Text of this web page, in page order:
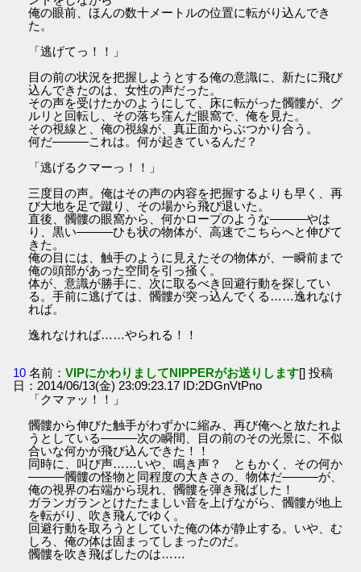
俺の眼前、ほんの数十メートルの位置に転がり込んでき
た。
「逃げてっ！！」
目の前の状況を把握しようとする俺の意識に、新たに飛び
込んできたのは、女性の声だった。
その声を受けたかのようにして、床に転がった髑髏が、グ
ルリと回転し、その落ち窪んだ眼窩で、俺を見た。
その視線と、俺の視線が、真正面からぶつかり合う。
何だ―――これは。何が起きているんだ？
「逃げるクマーっ！！」
三度目の声。俺はその声の内容を把握するよりも早く、再
び大地を足で蹴り、その場から飛び退いた。
直後、髑髏の眼窩から、何かロープのような―――やは
り、黒い―――ひも状の物体が、高速でこちらへと伸びて
きた。
俺の目には、触手のように見えたその物体が、一瞬前まで
俺の頭部があった空間を引っ掻く。
体が、意識が勝手に、次に取るべき回避行動を探してい
る。手前に逃げては、髑髏が突っ込んでくる……逸れなけ
れば。
逸れなければ……やられる！！
10 名前：VIPにかわりましてNIPPERがお送りします[] 投稿
日：2014/06/13(金) 23:09:23.17 ID:2DGnVtPno
「クマァッ！！」
髑髏から伸びた触手がわずかに縮み、再び俺へと放たれよ
うとしている―――次の瞬間、目の前のその光景に、不似
合いな何かが飛び込んできた！！
同時に、叫び声……いや、鳴き声？ ともかく、その何か
―――髑髏の怪物と同程度の大きさの、物体だ―――が、
俺の視界の右端から現れ、髑髏を弾き飛ばした！
ガランガランとけたたましい音を上げながら、髑髏が地上
を転がり、吹き飛んでゆく。
回避行動を取ろうとしていた俺の体が静止する。いや、む
しろ、俺の体は固まってしまったのだ。
髑髏を吹き飛ばしたのは……